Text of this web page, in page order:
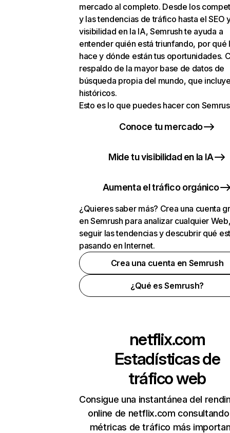
mercado al completo. Desde los
y las tendencias de tráfico hasta el SEO
visibilidad en la IA, Semrush te ayuda a
entender quién está triunfando, por qué
hace y dónde están tus oportunidades.
respaldo de la mayor base de datos de
búsqueda propia del mundo, que
históricos.
Esto es lo que puedes hacer con
Conoce tu mercado
Mide tu visibilidad en la IA
Aumenta el tráfico orgánico
¿Quieres saber más? Crea una cuenta
en Semrush para analizar cualquier
seguir las tendencias y descubrir qué
pasando en Internet.
Crea una cuenta en Semrush
¿Qué es Semrush?
netflix.com
Estadísticas de
tráfico web
Consigue una instantánea del
online de netflix.com
métricas de tráfico más